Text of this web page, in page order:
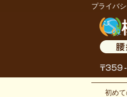
プライバ
初め